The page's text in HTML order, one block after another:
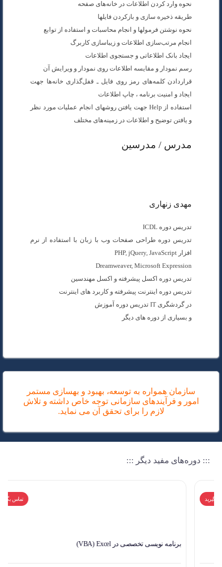
نحوه وارد کردن اطلاعات در خانه‌های صفحه
طریقه ذخیره سازی و بازکردن فایلها
نحوه نوشتن فرمولها و انجام محاسبات و استفاده از توابع
انجام مرتب‌سازی اطلاعات و زیباسازی کاربرگ
ایجاد بانک اطلاعاتی و جستجوی اطلاعات
رسم نمودار و مقایسه اطلاعات روی نمودار و ویرایش آن
قراردادن کلمه‌های رمز روی فایل ـ قفل‌گذاری خانه‌ها جهت
ایجاد و امنیت برنامه ، چاپ اطلاعات
استفاده از Help جهت یافتن روشهای انجام عملیات مورد نظر
و یافتن توضیح و اطلاعات در زمینه‌های مختلف
مدرس / مدرسین
مهدی زنهاری
تدریس دوره ICDL
تدریس دوره طراحی صفحات وب با زبان با استفاده از نرم
افزار PHP, jQuery, JavaScript
Dreamweaver, Microsoft Expression
تدریس دوره اکسل پیشرفته و اکسل مهندسین
تدریس دوره اینترنت پیشرفته و کاربرد های اینترنت
در گردشگری IT تدریس دوره آموزش
و بسیاری از دوره های دیگر
سازمان همواره به توسعه، بهبود و بهسازی مستمر
امور و فرآیندهای سازمانی توجه خاص داشته و تلاش
لازم را برای تحقق آن می نماید.
::: دوره‌های مفید دیگر :::
تماس بگیرید
برنامه نویسی تخصصی در VBA) Excel)